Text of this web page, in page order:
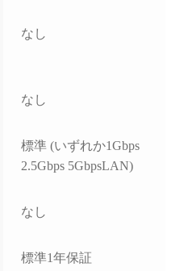
なし
なし
標準 (いずれか1Gbps
2.5Gbps 5GbpsLAN)
なし
標準1年保証